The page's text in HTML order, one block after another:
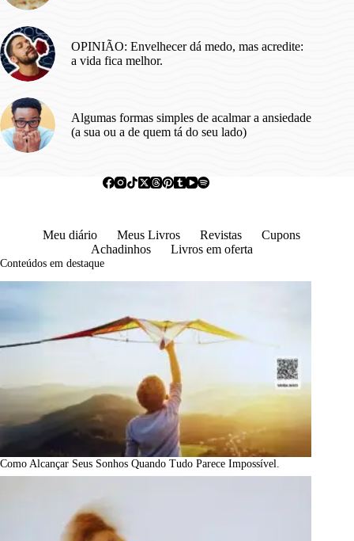
OPINIÃO: Envelhecer dá medo, mas acredite:
a vida fica melhor.
Algumas formas simples de acalmar a ansiedade
(a sua ou a de quem tá do seu lado)
Meu diário Meus Livros Revistas
Cupons
Achadinhos
Livros em oferta
Conteúdos em destaque
Como Alcançar Seus Sonhos Quando Tudo Parece Impossível.